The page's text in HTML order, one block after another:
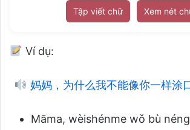
Tập viết chữ Xem nét
Ví dụ:
妈妈，为什么我不能像你一样涂
Māma, wèishénme wǒ bù